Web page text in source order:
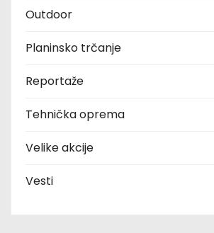
Outdoor
Planinsko trčanje
Reportaže
Tehnička oprema
Velike akcije
Vesti